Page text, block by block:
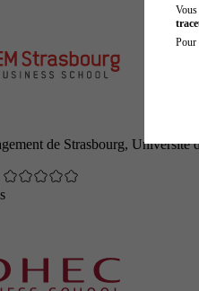
de Strasbourg, Université
Pour